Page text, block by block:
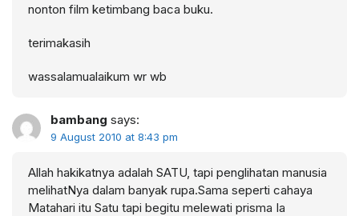
nonton film ketimbang baca buku.
terimakasih
wassalamualaikum wr wb
bambang says:
9 August 2010 at 8:43 pm
Allah hakikatnya adalah SATU, tapi penglihatan manusia
melihatNya dalam banyak rupa.Sama seperti cahaya
Matahari itu Satu tapi begitu melewati prisma Ia